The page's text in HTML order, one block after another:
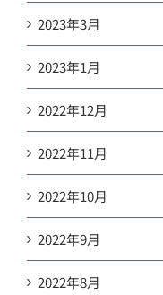
2023年3月
2023年1月
2022年12月
2022年11月
2022年10月
2022年9月
2022年8月